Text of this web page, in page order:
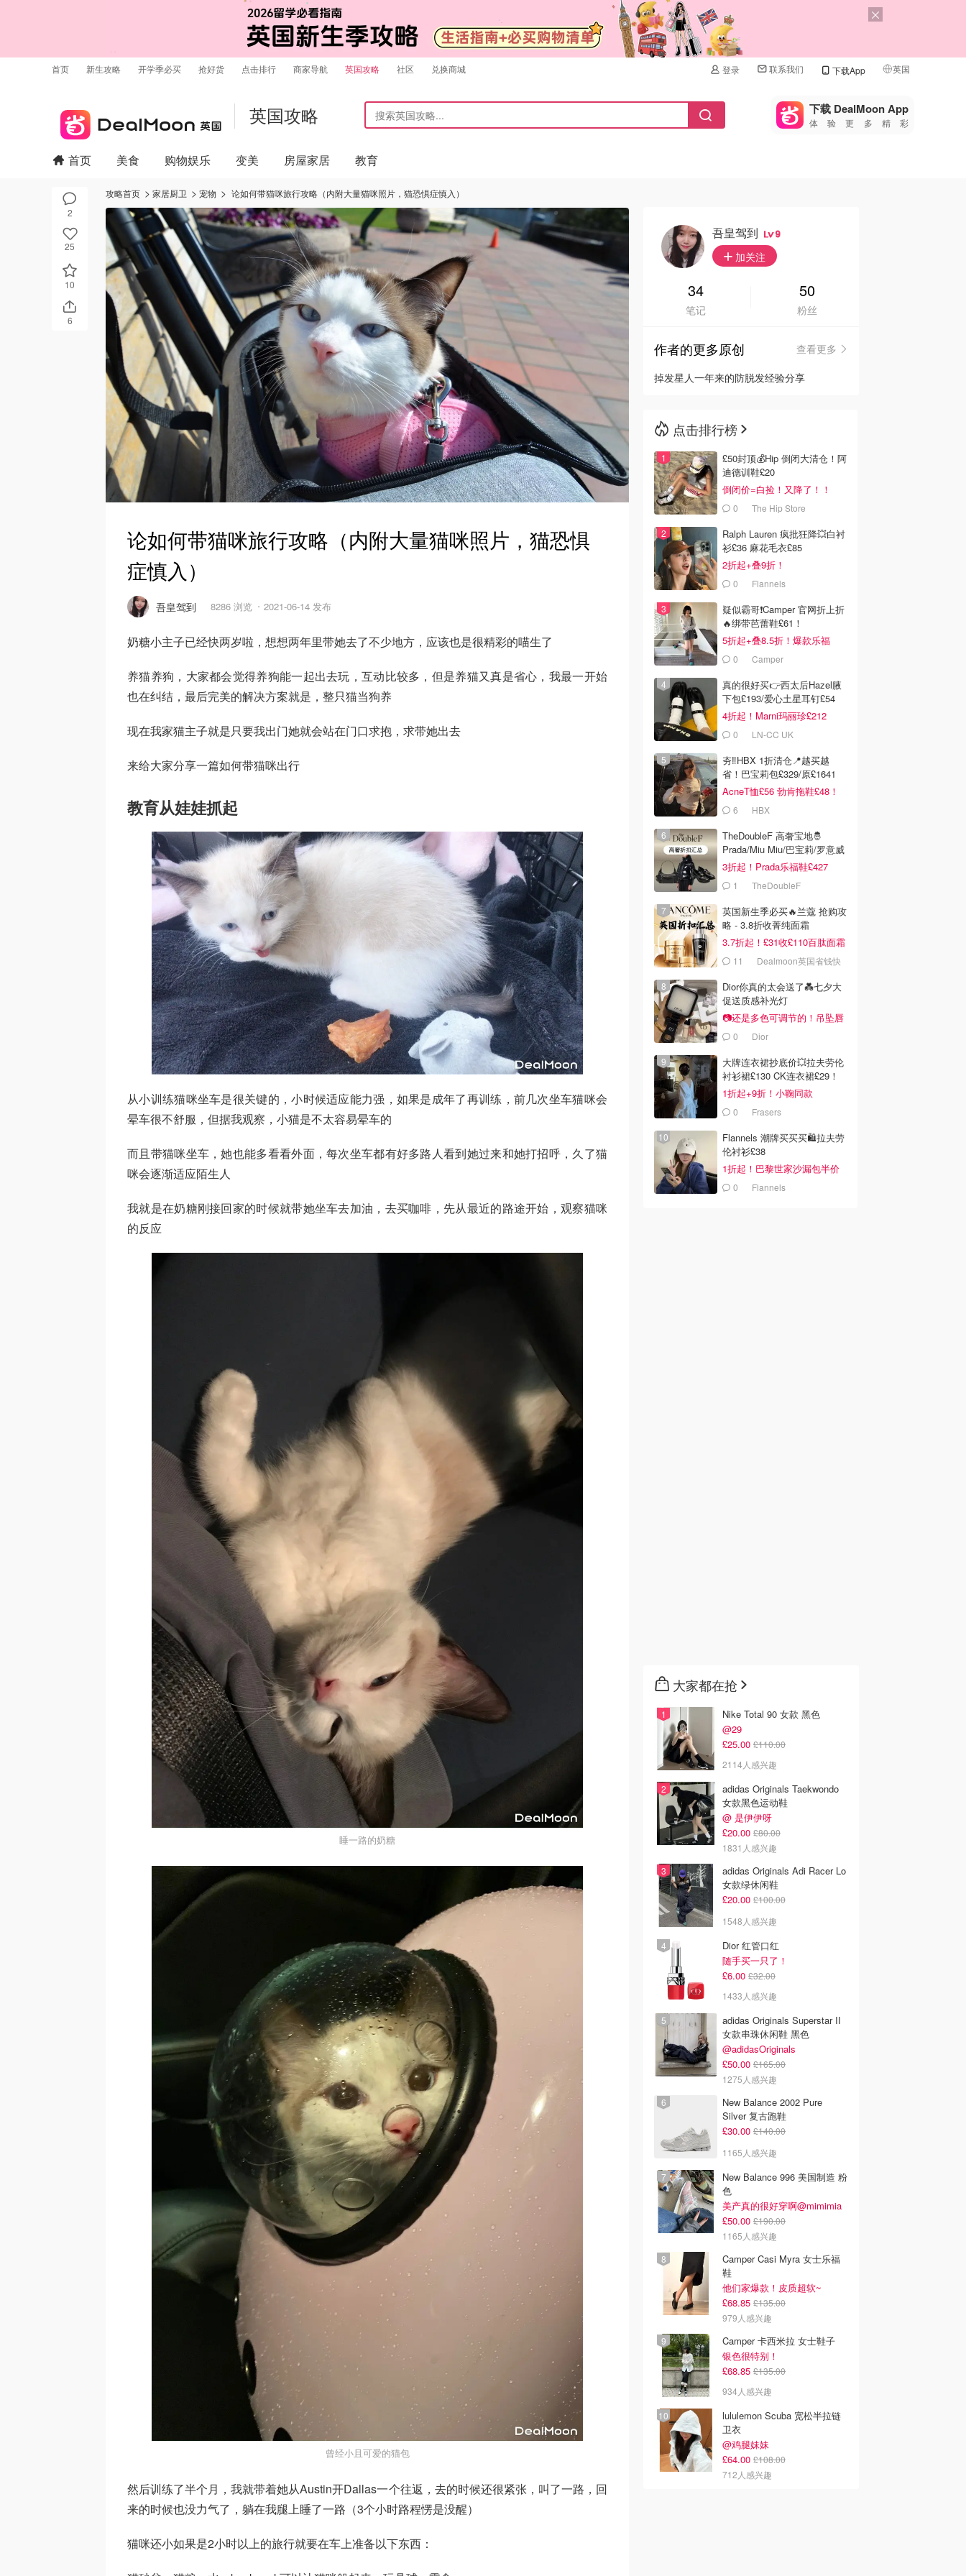
首页 新生攻略 开学季必买 抢好货 点击排行 商家导航 英国攻略 社区 兑换商城 登录 联系我们 下载App 英国
🇺🇸
🇨🇳 中国
🇦🇺
🇳🇿新西兰
英国攻略 下载 DealMoon App
体验更多精彩
2
25
10
6
首页 美食 购物娱乐 变美 房屋家居 教育
攻略首页 家居厨卫 宠物 论如何带猫咪旅行攻略（内附大量猫咪照片，猫恐惧症慎入）
论如何带猫咪旅行攻略（内附大量猫咪照片，猫恐惧
症慎入）
吾皇驾到 8286 浏览 2021-06-14 发布
奶糖小主子已经快两岁啦，想想两年里带她去了不少地方，应该也是很精彩的喵生了
养猫养狗，大家都会觉得养狗能一起出去玩，互动比较多，但是养猫又真是省心，我最一开始
也在纠结，最后完美的解决方案就是，整只猫当狗养
现在我家猫主子就是只要我出门她就会站在门口求抱，求带她出去
来给大家分享一篇如何带猫咪出行
教育从娃娃抓起
从小训练猫咪坐车是很关键的，小时候适应能力强，如果是成年了再训练，前几次坐车猫咪会
晕车很不舒服，但据我观察，小猫是不太容易晕车的
而且带猫咪坐车，她也能多看看外面，每次坐车都有好多路人看到她过来和她打招呼，久了猫
咪会逐渐适应陌生人
我就是在奶糖刚接回家的时候就带她坐车去加油，去买咖啡，先从最近的路途开始，观察猫咪
的反应
睡一路的奶糖
曾经小且可爱的猫包
然后训练了半个月，我就带着她从Austin开Dallas一个往返，去的时候还很紧张，叫了一路，回
来的时候也没力气了，躺在我腿上睡了一路（3个小时路程愣是没醒）
猫咪还小如果是2小时以上的旅行就要在车上准备以下东西：
吾皇驾到 9
加关注
34
笔记
50
粉丝
作者的更多原创
查看更多
掉发星人一年来的防脱发经验分享
点击排行榜
£50封顶💰Hip 倒闭大清仓！阿
迪德训鞋£20
倒闭价=白捡！又降了！！
0 The Hip Store
Ralph Lauren 疯批狂降💥白衬
衫£36 麻花毛衣£85
2折起+叠9折！
0 Flannels
疑似霸哥❗️Camper 官网折上折
🔥绑带芭蕾鞋£61！
5折起+叠8.5折！爆款乐福
£68！
0 Camper
真的很好买👉西太后Hazel腋
下包£193/爱心土星耳钉£54
4折起！Marni玛丽珍£212
0 LN-CC UK
夯‼️HBX 1折清仓📍越买越
省！巴宝莉包£329/原£1641
AcneT恤£56 勃肯拖鞋£48！
6 HBX
TheDoubleF 高奢宝地🤴
Prada/Miu Miu/巴宝莉/罗意威
3折起！Prada乐福鞋£427
1 TheDoubleF
英国新生季必买🔥兰蔻 抢购攻
略 - 3.8折收菁纯面霜
3.7折起！£31收£110百肽面霜
套装
11
Dealmoon英国省钱快
Dior你真的太会送了💑七夕大
促送质感补光灯
📷还是多色可调节的！吊坠唇
蜜£33
0 Dior
大牌连衣裙抄底价💥拉夫劳伦
衬衫裙£130 CK连衣裙£29！
1折起+9折！小鞠同款
Ganni£88
0 Frasers
Flannels 潮牌买买买🛍️拉夫劳
伦衬衫£38
1折起！巴黎世家沙漏包半价
0 Flannels
大家都在抢
Nike Total 90 女款 黑色
@29
£25.00 £110.00
2114人感兴趣
adidas Originals Taekwondo
女款黑色运动鞋
@ 是伊伊呀
£20.00 £80.00
1831人感兴趣
adidas Originals Adi Racer Lo
女款绿休闲鞋
£20.00 £100.00
1548人感兴趣
Dior 红管口红
随手买一只了！
£6.00 £32.00
1433人感兴趣
adidas Originals Superstar II
女款串珠休闲鞋 黑色
@adidasOriginals
£50.00 £165.00
1275人感兴趣
New Balance 2002 Pure
Silver 复古跑鞋
£30.00 £140.00
1165人感兴趣
New Balance 996 美国制造 粉
色
美产真的很好穿啊@mimimia
£50.00 £190.00
1165人感兴趣
Camper Casi Myra 女士乐福
鞋
他们家爆款！皮质超软~
£68.85 £135.00
979人感兴趣
Camper 卡西米拉 女士鞋子
银色很特别！
£68.85 £135.00
934人感兴趣
lululemon Scuba 宽松半拉链
卫衣
@鸡腿妹妹
£64.00 £108.00
712人感兴趣